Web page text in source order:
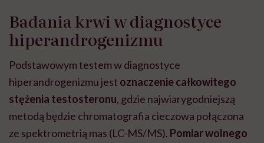
Badania krwi w diagnostyce
hiperandrogenizmu
Podstawowym testem w diagnostyce
hiperandrogenizmu jest oznaczenie całkowitego
stężenia testosteronu, gdzie najwiarygodniejszą
metodą będzie chromatografia cieczowa połączona
ze spektrometrią mas (LC-MS/MS). Pomiar wolnego